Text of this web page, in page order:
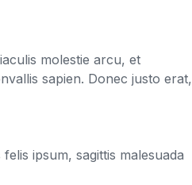
molestie arcu, et
sapien. Donec justo erat,
ipsum, sagittis malesuada